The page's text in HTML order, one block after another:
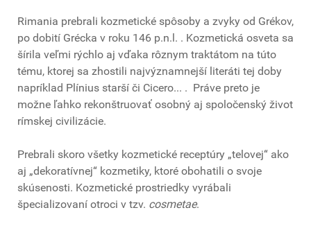
Rimania prebrali kozmetické spôsoby a zvyky od Grékov,
po dobití Grécka v roku 146 p.n.l. . Kozmetická osveta sa
šírila veľmi rýchlo aj vďaka rôznym traktátom na túto
tému, ktorej sa zhostili najvýznamnejší literáti tej doby
napríklad Plínius starší či Cicero... . Práve preto je
možne ľahko rekonštruovať osobný aj spoločenský život
rímskej civilizácie.
Prebrali skoro všetky kozmetické receptúry „telovej“ ako
aj „dekoratívnej“ kozmetiky, ktoré obohatili o svoje
skúsenosti. Kozmetické prostriedky vyrábali
špecializovaní otroci v tzv. cosmetae.